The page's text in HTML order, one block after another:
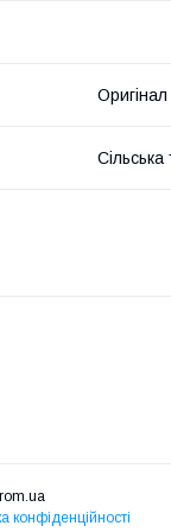
Оригінал
Сільська
конфіденційності